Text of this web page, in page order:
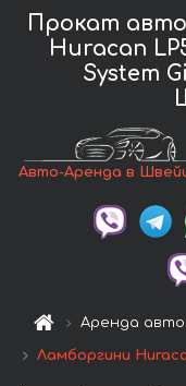
Прокат
Huracan
System
Авто-Аренда в
Аренда
Ламборгини